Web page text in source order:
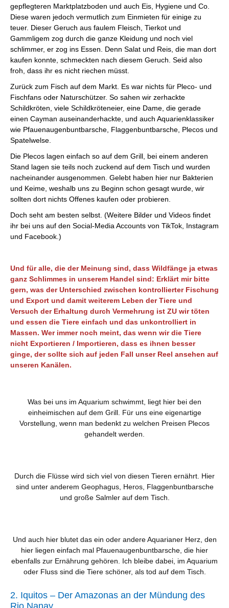
gepflegteren Marktplatzboden und auch Eis, Hygiene und Co.
Diese waren jedoch vermutlich zum Einmieten für einige zu
teuer. Dieser Geruch aus faulem Fleisch, Tierkot und
Gammligem zog durch die ganze Kleidung und noch viel
schlimmer, er zog ins Essen. Denn Salat und Reis, die man dort
kaufen konnte, schmeckten nach diesem Geruch. Seid also
froh, dass ihr es nicht riechen müsst.
Zurück zum Fisch auf dem Markt. Es war nichts für Pleco- und
Fischfans oder Naturschützer. So sahen wir zerhackte
Schildkröten, viele Schildkröteneier, eine Dame, die gerade
einen Cayman auseinanderhackte, und auch Aquarienklassiker
wie Pfauenaugenbuntbarsche, Flaggenbuntbarsche, Plecos und
Spatelwelse.
Die Plecos lagen einfach so auf dem Grill, bei einem anderen
Stand lagen sie teils noch zuckend auf dem Tisch und wurden
nacheinander ausgenommen. Gelebt haben hier nur Bakterien
und Keime, weshalb uns zu Beginn schon gesagt wurde, wir
sollten dort nichts Offenes kaufen oder probieren.
Doch seht am besten selbst. (Weitere Bilder und Videos findet
ihr bei uns auf den Social-Media Accounts von TikTok, Instagram
und Facebook.)
Und für alle, die der Meinung sind, dass Wildfänge ja etwas
ganz Schlimmes in unserem Handel sind: Erklärt mir bitte
gern, was der Unterschied zwischen kontrollierter Fischung
und Export und damit weiterem Leben der Tiere und
Versuch der Erhaltung durch Vermehrung ist ZU wir töten
und essen die Tiere einfach und das unkontrolliert in
Massen. Wer immer noch meint, das wenn wir die Tiere
nicht Exportieren / Importieren, dass es ihnen besser
ginge, der sollte sich auf jeden Fall unser Reel ansehen auf
unseren Kanälen.
Was bei uns im Aquarium schwimmt, liegt hier bei den
einheimischen auf dem Grill. Für uns eine eigenartige
Vorstellung, wenn man bedenkt zu welchen Preisen Plecos
gehandelt werden.
Durch die Flüsse wird sich viel von diesen Tieren ernährt. Hier
sind unter anderem Geophagus, Heros, Flaggenbuntbarsche
und große Salmler auf dem Tisch.
Und auch hier blutet das ein oder andere Aquarianer Herz, den
hier liegen einfach mal Pfauenaugenbuntbarsche, die hier
ebenfalls zur Ernährung gehören. Ich bleibe dabei, im Aquarium
oder Fluss sind die Tiere schöner, als tod auf dem Tisch.
2. Iquitos – Der Amazonas an der Mündung des
Rio Nanay